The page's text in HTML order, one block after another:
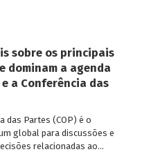
sobre os principais
dominam a agenda
a Conferência das
das Partes (COP) é o
global para discussões e
relacionadas ao